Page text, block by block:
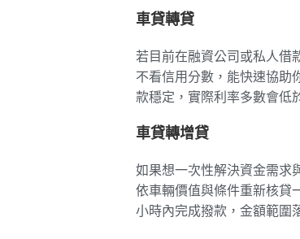
車貸轉貸
若目前在融資公司或私人借
不看信用分數，能快速協助
款穩定，實際利率多數會低
車貸轉增貸
如果想一次性解決資金需求
依車輛價值與條件重新核貸
小時內完成撥款，金額範圍